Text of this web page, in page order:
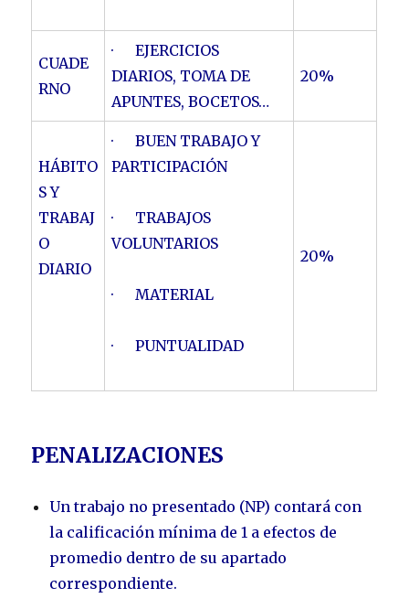
CUADE
RNO
· EJERCICIOS
DIARIOS, TOMA DE
APUNTES, BOCETOS…
20%
HÁBITO
S Y
TRABAJ
O
DIARIO
· BUEN TRABAJO Y
PARTICIPACIÓN
· TRABAJOS
VOLUNTARIOS
· MATERIAL
· PUNTUALIDAD
20%
PENALIZACIONES
Un trabajo no presentado (NP) contará con
la calificación mínima de 1 a efectos de
promedio dentro de su apartado
correspondiente.